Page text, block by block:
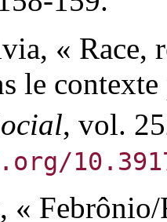
« Race,
le
, vol.
«